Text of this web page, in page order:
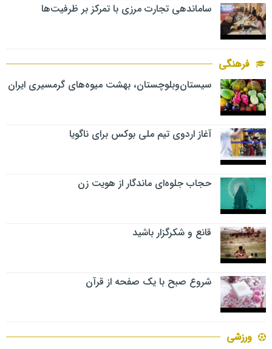
ساماندهی تجارت مرزی با تمرکز بر ظرفیت‌ها
فرهنگی
سیستان‌وبلوچستان، بهشت میوه‌های گرمسیری ایران
آغاز اردوی تیم ملی بوکس برای ناگویا
حجاب جلوه‌ای ماندگار از هویت زن
قانع و شکرگزار باشید
شروع صبح با یک صفحه از قرآن
ورزشی